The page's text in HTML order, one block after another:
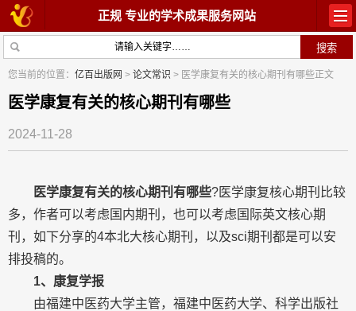
正规 专业的学术成果服务网站
学术著作
在线咨询 关于我们
您当前的位置： 亿百出版网 > 论文常识 > 医学康复有关的核心期刊有哪些正文
医学康复有关的核心期刊有哪些
2024-11-28
医学康复有关的核心期刊有哪些?医学康复核心期刊比较
多，作者可以考虑国内期刊，也可以考虑国际英文核心期
刊，如下分享的4本北大核心期刊，以及sci期刊都是可以安
排投稿的。
1、康复学报
由福建中医药大学主管，福建中医药大学、科学出版社